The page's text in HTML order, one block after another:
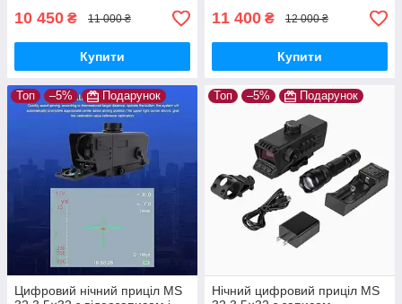
10 450 ₴ 11 000 ₴
Купити
11 400 ₴ 12 000 ₴
Купити
Топ –5% Подарунок
Цифровий нічний приціл MS
Топ –5% Подарунок
Нічний цифровий приціл MS